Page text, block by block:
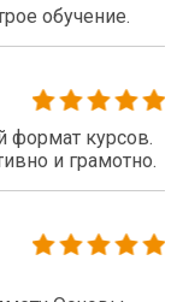
обучение.
формат курсов.
и грамотно.